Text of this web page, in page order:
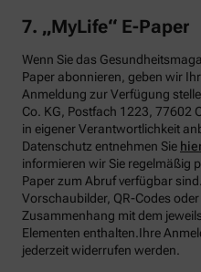
7. „MyLife“ E-Paper
Wenn Sie das
Paper abonnieren, geben wir
Anmeldung zur Verfügung
Co. KG, Postfach 1223, 77602
in eigener Verantwortlichkeit
Datenschutz entnehmen Sie
informieren wir Sie regelmäßig
Paper zum Abruf verfügbar
Vorschaubilder, QR-Codes
Zusammenhang mit dem
Elementen enthalten.Ihre
jederzeit widerrufen werden.